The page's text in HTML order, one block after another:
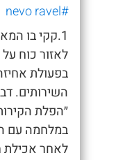
#nevo ravel
1.קקי בו
לאזור כוח
בפעולת
השירותים.
״הפלת
במלחמה עם
לאחר אכילת